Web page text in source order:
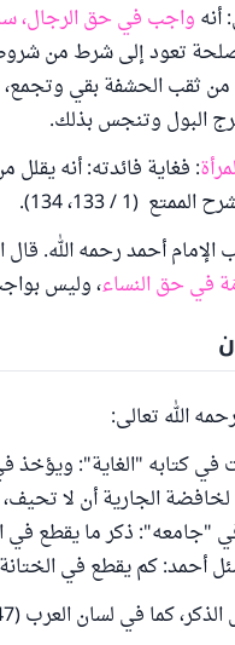
أنه واجب في حق الرجال،
تعود إلى شرط من شروط
من ثقب الحشفة بقي وتجمع،
البول وتنجس بذلك.
: فغاية فائدته: أنه
(1 / 133، 134).
في حق النساء، وليس
الله تعالى:
في كتابه "الغاية":
الجارية أن لا
"جامعه": ذكر ما يقطع في
أحمد: كم يقطع في
كما في لسان العرب (9/47).